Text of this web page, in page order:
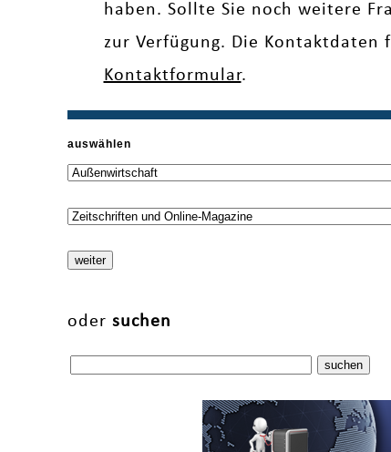
haben. Sollte Sie noch weitere
zur Verfügung. Die Kontaktdaten
Kontaktformular.
auswählen
oder suchen